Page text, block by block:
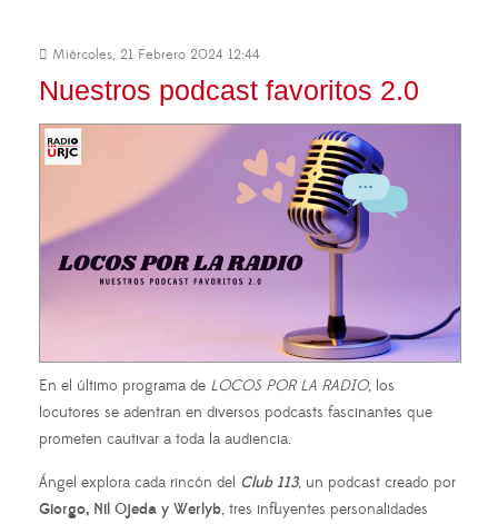
Miércoles, 21 Febrero 2024 12:44
Nuestros podcast favoritos 2.0
En el último programa de LOCOS POR LA RADIO, los
locutores se adentran en diversos podcasts fascinantes que
prometen cautivar a toda la audiencia.
Ángel explora cada rincón del Club 113, un podcast creado por
Giorgo, Nil Ojeda y Werlyb, tres influyentes personalidades